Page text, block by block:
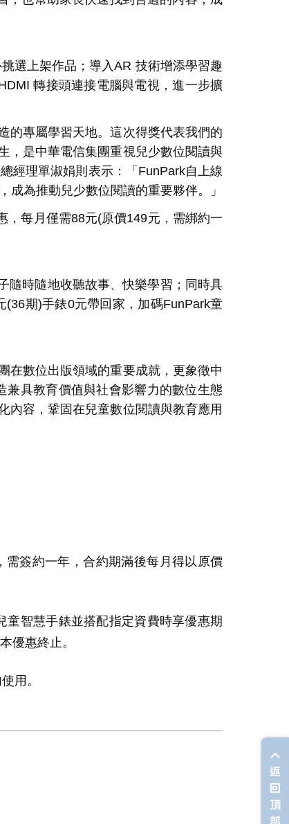
選上架作品；導入AR 技術增添學習趣
轉接頭連接電腦與電視，進一步擴
的專屬學習天地。這次得獎代表我們的
，是中華電信集團重視兒少數位閱讀與
經理單淑娟則表示：「 FunPark自上線
為推動兒少數位閱讀的重要夥伴。」
，每月僅需88元(原價149元，需綁約一
隨時隨地收聽故事、快樂學習；同時具
(36期)手錶0元帶回家，加碼FunPark童
在數位出版領域的重要成就，更象徵中
兼具教育價值與社會影響力的數位生態
內容，鞏固在兒童數位閱讀與教育應用
需簽約一年，合約期滿後每月得以原價
童智慧手錶並搭配指定資費時享優惠期
優惠終止。
用。
返
回
頂
部